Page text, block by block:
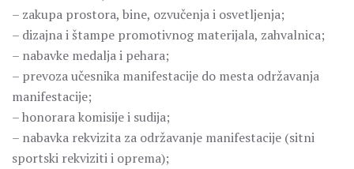
– zakupa prostora, bine, ozvučenja i osvetljenja;
– dizajna i štampe promotivnog materijala, zahvalnica;
– nabavke medalja i pehara;
– prevoza učesnika manifestacije do mesta održavanja
manifestacije;
– honorara komisije i sudija;
– nabavka rekvizita za održavanje manifestacije (sitni
sportski rekviziti i oprema);